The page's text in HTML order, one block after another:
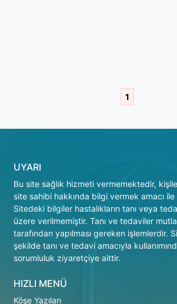
1
UYARI
Bu site sağlık hizmeti vermemektedir,
site sahibi hakkında bilgi vermek amacı ile
Sitedeki bilgiler hastalıkların tanı veya
üzere verilmemiştir. Tanı ve tedaviler
tarafından yapılması gereken işlemlerdir.
şekilde tanı ve tedavi amacıyla
sorumluluk ziyaretçiye aittir.
HIZLI MENÜ
Köşe Yazıları